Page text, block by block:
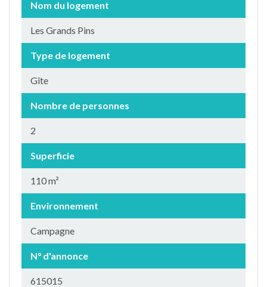
Nom du logement
Les Grands Pins
Type de logement
Gîte
Nombre de personnes
2
Superficie
110 m²
Environnement
Campagne
N° d'annonce
615015